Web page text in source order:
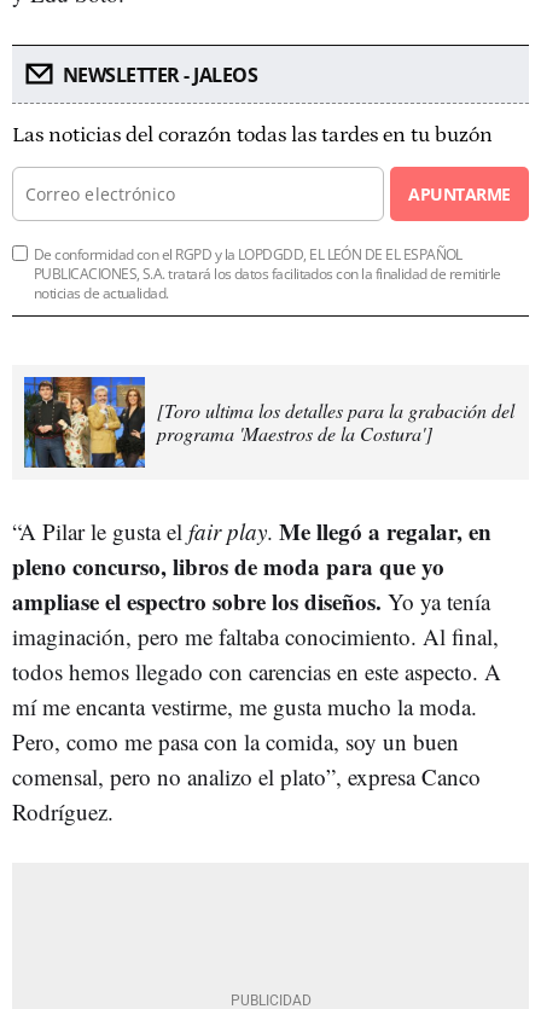
NEWSLETTER - JALEOS
Las noticias del corazón todas las tardes en tu buzón
APUNTARME
De conformidad con el RGPD y la LOPDGDD, EL LEÓN DE EL ESPAÑOL
PUBLICACIONES, S.A. tratará los datos facilitados con la finalidad de remitirle
noticias de actualidad.
[Toro ultima los detalles para la grabación del
programa 'Maestros de la Costura']
“A Pilar le gusta el fair play. Me llegó a regalar, en
pleno concurso, libros de moda para que yo
ampliase el espectro sobre los diseños. Yo ya tenía
imaginación, pero me faltaba conocimiento. Al final,
todos hemos llegado con carencias en este aspecto. A
mí me encanta vestirme, me gusta mucho la moda.
Pero, como me pasa con la comida, soy un buen
comensal, pero no analizo el plato”, expresa Canco
Rodríguez.